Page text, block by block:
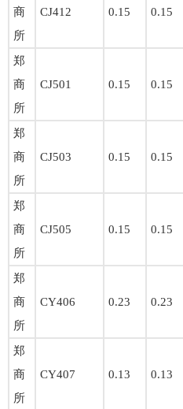
商
所
CJ412 0.15 0.15
郑
商
所
CJ501 0.15 0.15
郑
商
所
CJ503 0.15 0.15
郑
商
所
CJ505 0.15 0.15
郑
商
所
CY406 0.23 0.23
郑
商
所
CY407 0.13 0.13